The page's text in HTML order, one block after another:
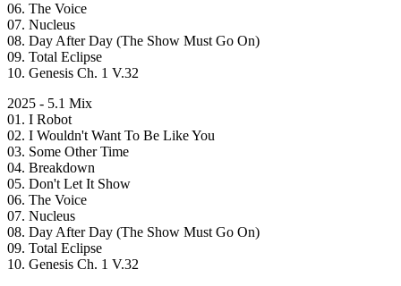
06. The Voice
07. Nucleus
08. Day After Day (The Show Must Go On)
09. Total Eclipse
10. Genesis Ch. 1 V.32
2025 - 5.1 Mix
01. I Robot
02. I Wouldn't Want To Be Like You
03. Some Other Time
04. Breakdown
05. Don't Let It Show
06. The Voice
07. Nucleus
08. Day After Day (The Show Must Go On)
09. Total Eclipse
10. Genesis Ch. 1 V.32